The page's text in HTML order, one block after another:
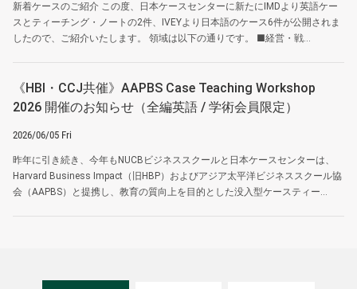
新着ケースのご紹介 この度、日本ケースセンターに新たにIMDより英語ケー
スとティーチング・ノートの2件、IVEYより日本語のケース6件が公開されま
したので、ご紹介いたします。 領域は以下の通りです。 ■経営・戦...
《HBI・CCJ共催》AAPBS Case Teaching Workshop
2026 開催のお知らせ（全編英語 / 学術会員限定）
2026/06/05 Fri
昨年に引き続き、今年もNUCBビジネススクールと日本ケースセンターは、
Harvard Business Impact（旧HBP）およびアジア太平洋ビジネススクール協
会（AAPBS）と提携し、教育の質向上を目的とした没入型ケースティー...